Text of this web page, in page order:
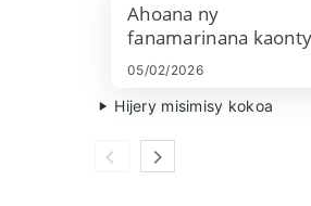
Ahoana ny
fanamarinana kaonty
Deriv amin'ny 2026:
Torolàlana KYC,
antontan-taratasy &
05/02/2026
Hijery misimisy kokoa